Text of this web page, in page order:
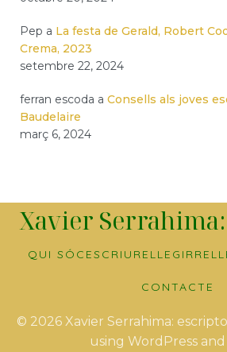
Pep a La festa de Gerald, Robert
Crema, 2023
setembre 22, 2024
ferran escoda a Consells als joves
Baudelaire
març 6, 2024
Xavier
QUI SÓC ESCRIURE LLEGIR
CONTACTE
© 2026 Xavier Serrahima:
using WordPress and